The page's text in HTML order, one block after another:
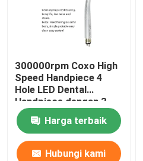
300000rpm Coxo High
Speed Handpiece 4
Hole LED Dental
Handpiece dengan 3
Way Spray
Harga terbaik
Hubungi kami